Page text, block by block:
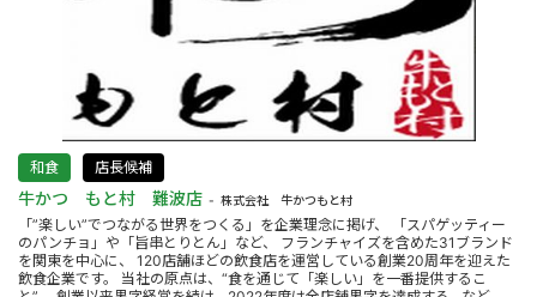
和食 店長候補
牛かつ もと村 難波店 株式会社 牛かつもと村
「”楽しい”でつながる世界をつくる」を企業理念に掲げ、 「スパゲッティー
のパンチョ」や「旨串とりとん」など、 フランチャイズを含めた31ブランド
を関東を中心に、 120店舗ほどの飲食店を運営している創業20周年を迎えた
飲食企業です。 当社の原点は、“食を通じて「楽しい」を一番提供するこ